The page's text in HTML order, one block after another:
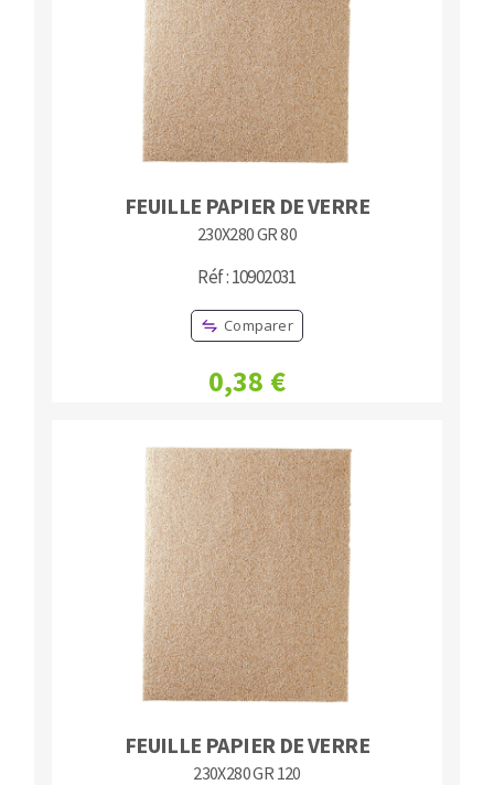
FEUILLE PAPIER DE VERRE
230X280 GR 80
Réf : 10902031
Comparer
0,38 €
FEUILLE PAPIER DE VERRE
230X280 GR 120